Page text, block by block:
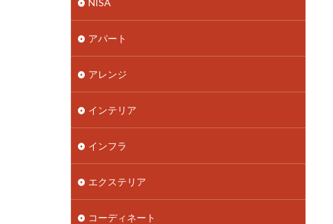
NISA
アパート
アレンジ
インテリア
インフラ
エクステリア
コーディネート